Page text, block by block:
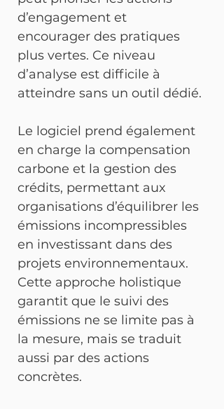
d’engagement et
encourager des pratiques
plus vertes. Ce niveau
d’analyse est difficile à
atteindre sans un outil dédié.
Le logiciel prend également
en charge la compensation
carbone et la gestion des
crédits, permettant aux
organisations d’équilibrer les
émissions incompressibles
en investissant dans des
projets environnementaux.
Cette approche holistique
garantit que le suivi des
émissions ne se limite pas à
la mesure, mais se traduit
aussi par des actions
concrètes.